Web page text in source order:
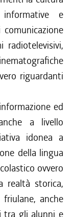
e
radiotelevisivi,
riguardanti
ed
a livello
idonea a
della lingua
ovvero
realtà storica,
anche
tra gli alunni e